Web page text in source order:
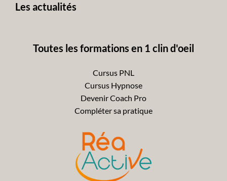
Les actualités
Toutes les formations en 1 clin d'oeil
Cursus PNL
Cursus Hypnose
Devenir Coach Pro
Compléter sa pratique